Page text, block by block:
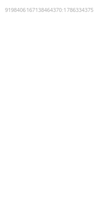
9198406167138464370:1786334375